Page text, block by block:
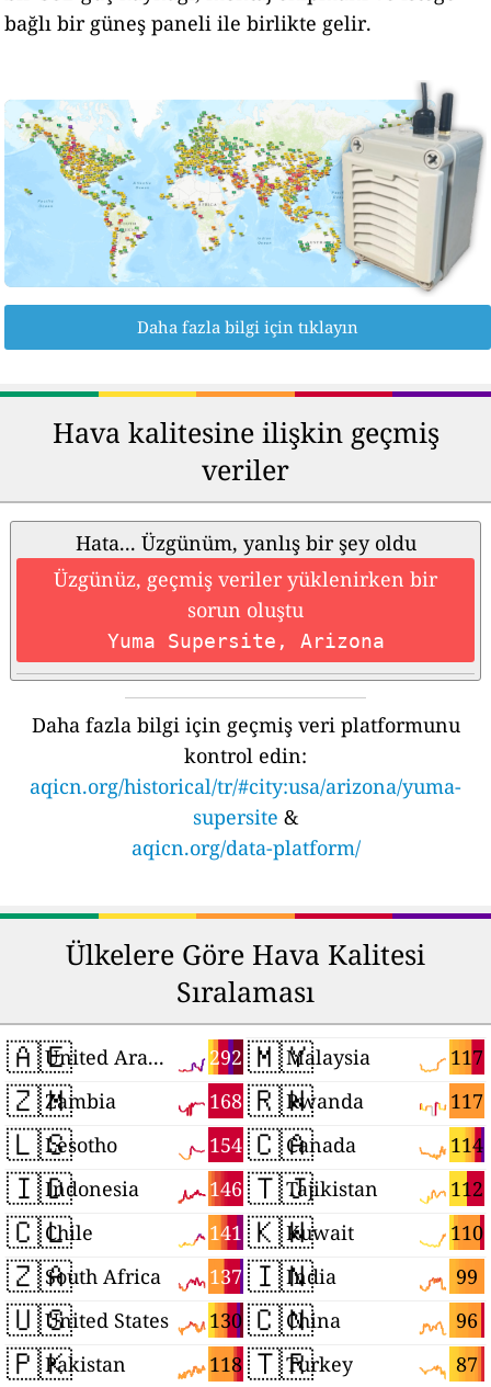
bağlı bir güneş paneli ile birlikte gelir.
Daha fazla bilgi için tıklayın
Hava kalitesine ilişkin geçmiş
veriler
Hata... Üzgünüm, yanlış bir şey oldu
Üzgünüz, geçmiş veriler yüklenirken bir
sorun oluştu
Yuma Supersite, Arizona
Daha fazla bilgi için geçmiş veri platformunu
kontrol edin:
aqicn.org/historical/tr/#city:usa/arizona/yuma-
supersite &
aqicn.org/data-platform/
Ülkelere Göre Hava Kalitesi
Sıralaması
🇦🇪 292
United Arab Emirates
🇿🇲 168
Zambia
🇱🇸 154
Lesotho
🇮🇩 146
Indonesia
🇨🇱 141
Chile
🇿🇦 137
South Africa
🇺🇸 130
United States
🇵🇰 118
Pakistan
🇲🇾 117
Malaysia
🇷🇼 117
Rwanda
🇨🇦 114
Canada
🇹🇯 112
Tajikistan
🇰🇼 110
Kuwait
🇮🇳 99
India
🇨🇳 96
China
🇹🇷 87
Turkey